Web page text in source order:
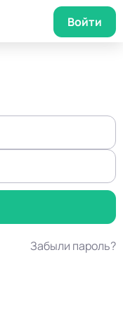
Войти
Забыли пароль?